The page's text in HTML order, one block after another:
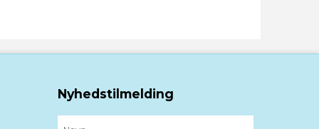
Nyhedstilmelding